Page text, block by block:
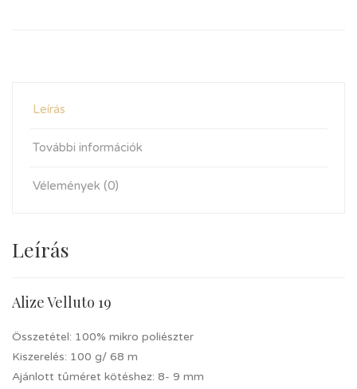
Leírás
További információk
Vélemények (0)
Leírás
Alize Velluto 19
Összetétel: 100% mikro poliészter
Kiszerelés: 100 g/ 68 m
Ajánlott tűméret kötéshez: 8- 9 mm